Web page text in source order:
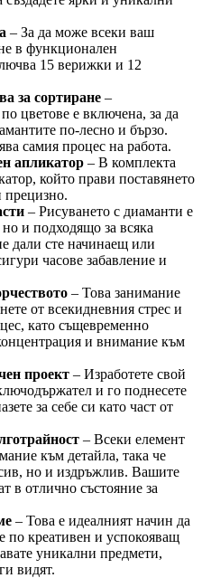
– За да може всеки ваш
в функционален
15 верижки и 12
за сортиране –
цветове е включена, за да
по-лесно и бързо.
самия процес на работа.
апликатор – В комплекта
който прави поставянето
прецизно.
– Рисуването с диаманти е
и подходящо за всяка
дали сте начинаещ или
часове забавление и
– Това занимание
от всекидневния стрес и
като същевременно
и внимание към
проект – Изработете свой
и го поднесете
за себе си като част от
– Всеки елемент
към детайла, така че
но и издръжлив. Вашите
в отлично състояние за
– Това е идеалният начин да
по креативен и успокояващ
уникални предмети,
видят.